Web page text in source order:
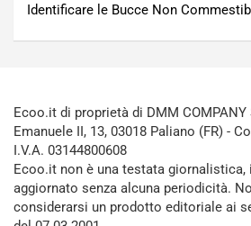
Identificare le Bucce Non
Ecoo.it di proprietà di DMM
Emanuele II, 13, 03018 Paliano (FR) -
I.V.A. 03144800608
Ecoo.it non è una testata giornalistica,
aggiornato senza alcuna periodicità.
considerarsi un prodotto editoriale ai